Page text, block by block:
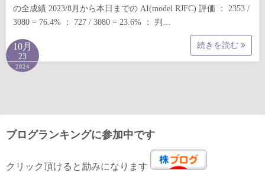
の全成績 2023/8月から本日までの AI(model RJFC) 評価 ： 2353 /
3080 = 76.4% ： 727 / 3080 = 23.6% ： 判…
続きを読む
10月
23
2024
ブログランキングに参加中です
クリック頂けると励みになります